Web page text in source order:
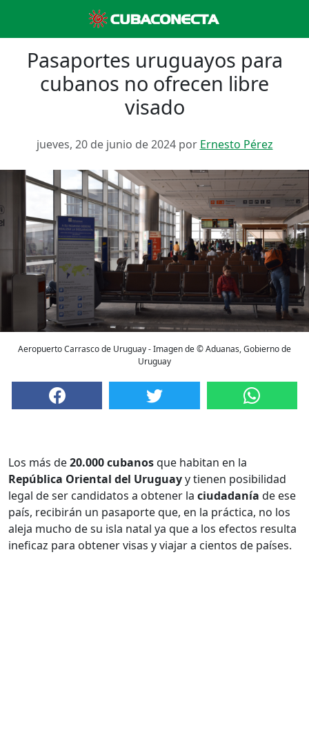
Pasaportes uruguayos para
cubanos no ofrecen libre
visado
jueves, 20 de junio de 2024 por Ernesto Pérez
Aeropuerto Carrasco de Uruguay - Imagen de © Aduanas, Gobierno de
Uruguay
Los más de20.000 cubanosque habitan en la
República Oriental del Uruguayy tienen posibilidad
legal de ser candidatos a obtener la ciudadanía de ese
país, recibirán un pasaporte que, en la práctica, no los
aleja mucho de su isla natal ya que a los efectos resulta
ineficaz para obtener visas y viajar a cientos de países.